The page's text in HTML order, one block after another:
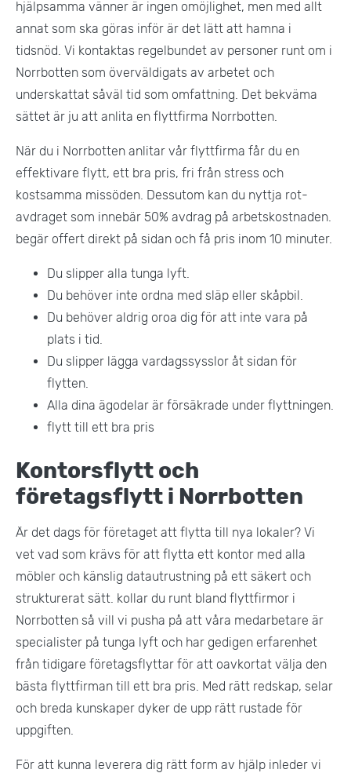
hjälpsamma vänner är ingen omöjlighet, men med allt
annat som ska göras inför är det lätt att hamna i
tidsnöd. Vi kontaktas regelbundet av personer runt om i
Norrbotten som överväldigats av arbetet och
underskattat såväl tid som omfattning. Det bekväma
sättet är ju att anlita en flyttfirma Norrbotten.
När du i Norrbotten anlitar vår flyttfirma får du en
effektivare flytt, ett bra pris, fri från stress och
kostsamma missöden. Dessutom kan du nyttja rot-
avdraget som innebär 50% avdrag på arbetskostnaden.
begär offert direkt på sidan och få pris inom 10 minuter.
Du slipper alla tunga lyft.
Du behöver inte ordna med släp eller skåpbil.
Du behöver aldrig oroa dig för att inte vara på
plats i tid.
Du slipper lägga vardagssysslor åt sidan för
flytten.
Alla dina ägodelar är försäkrade under flyttningen.
flytt till ett bra pris
Kontorsflytt och
företagsflytt i Norrbotten
Är det dags för företaget att flytta till nya lokaler? Vi
vet vad som krävs för att flytta ett kontor med alla
möbler och känslig datautrustning på ett säkert och
strukturerat sätt. kollar du runt bland flyttfirmor i
Norrbotten så vill vi pusha på att våra medarbetare är
specialister på tunga lyft och har gedigen erfarenhet
från tidigare företagsflyttar för att oavkortat välja den
bästa flyttfirman till ett bra pris. Med rätt redskap, selar
och breda kunskaper dyker de upp rätt rustade för
uppgiften.
För att kunna leverera dig rätt form av hjälp inleder vi